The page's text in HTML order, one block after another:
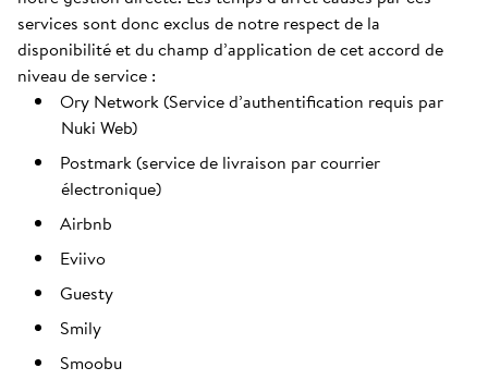
services sont donc exclus de notre respect de la
disponibilité et du champ d’application de cet accord de
niveau de service :
Ory Network (Service d’authentification requis par
Nuki Web)
Postmark (service de livraison par courrier
électronique)
Airbnb
Eviivo
Guesty
Smily
Smoobu